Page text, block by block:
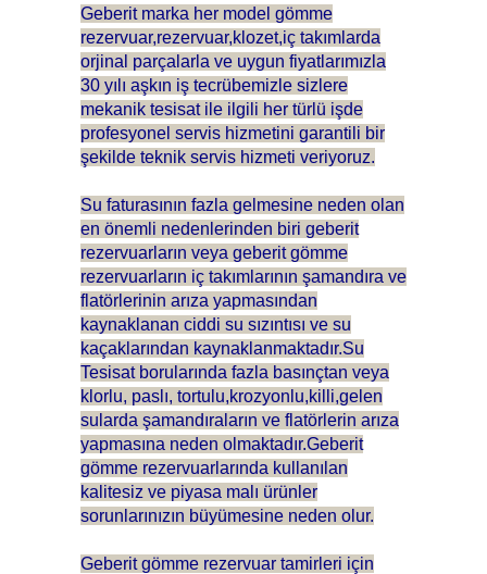
Geberit marka her model gömme
rezervuar,rezervuar,klozet,iç takımlarda
orjinal parçalarla ve uygun fiyatlarımızla
30 yılı aşkın iş tecrübemizle sizlere
mekanik tesisat ile ilgili her türlü işde
profesyonel servis hizmetini garantili bir
şekilde teknik servis hizmeti veriyoruz.
Su faturasının fazla gelmesine neden olan
en önemli nedenlerinden biri geberit
rezervuarların veya geberit gömme
rezervuarların iç takımlarının şamandıra ve
flatörlerinin arıza yapmasından
kaynaklanan ciddi su sızıntısı ve su
kaçaklarından kaynaklanmaktadır.Su
Tesisat borularında fazla basınçtan veya
klorlu, paslı, tortulu,krozyonlu,killi,gelen
sularda şamandıraların ve flatörlerin arıza
yapmasına neden olmaktadır.Geberit
gömme rezervuarlarında kullanılan
kalitesiz ve piyasa malı ürünler
sorunlarınızın büyümesine neden olur.
Geberit gömme rezervuar tamirleri için